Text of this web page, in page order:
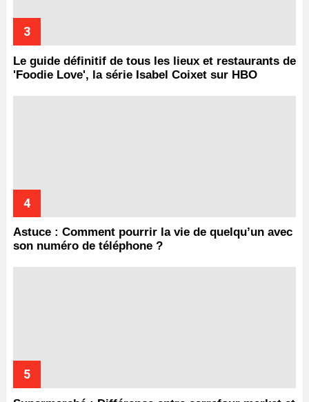
Le guide définitif de tous les lieux et restaurants de
'Foodie Love', la série Isabel Coixet sur HBO
Astuce : Comment pourrir la vie de quelqu’un avec
son numéro de téléphone ?